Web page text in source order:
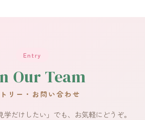
Entry
Our Team
リー・お問い合わせ
学だけしたい」でも、お気軽にどうぞ。